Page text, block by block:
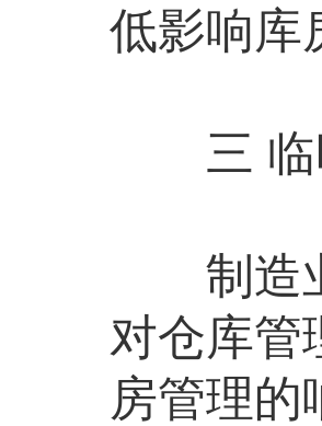
低影响库
三 临
制造业
对仓库管
房管理的